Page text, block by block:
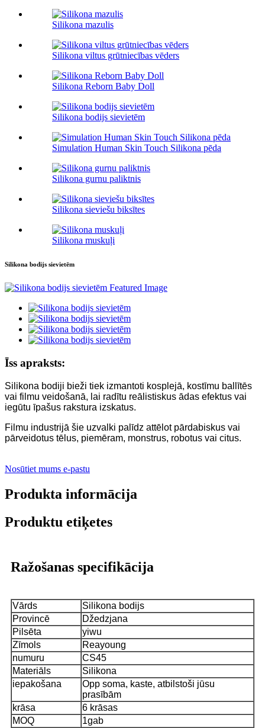
Silikona mazulis
Silikona viltus grūtniecības vēders
Silikona Reborn Baby Doll
Silikona bodijs sievietēm
Simulation Human Skin Touch Silikona pēda
Silikona gurnu paliktnis
Silikona sieviešu biksītes
Silikona muskuļi
Silikona bodijs sievietēm
Īss apraksts:
Silikona bodiji bieži tiek izmantoti kosplejā, kostīmu ballītēs
vai filmu veidošanā, lai radītu reālistiskus ādas efektus vai
iegūtu īpašus rakstura izskatus.
Filmu industrijā šie uzvalki palīdz attēlot pārdabiskus vai
pārveidotus tēlus, piemēram, monstrus, robotus vai citus.
Nosūtiet mums e-pastu
Produkta informācija
Produktu etiķetes
Ražošanas specifikācija
Vārds
Silikona bodijs
Provincē
Džedzjana
Pilsēta
yiwu
Zīmols
Reayoung
numuru
CS45
Materiāls
Silikona
iepakošana
Opp soma, kaste, atbilstoši jūsu
prasībām
krāsa
6 krāsas
MOQ
1gab